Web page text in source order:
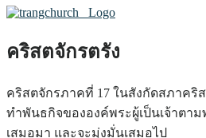
คริสตจักรตรัง
คริสตจักรภาคที่ 17 ในสังกัดสภาคริส
ทำพันธกิจขององค์พระผู้เป็นเจ้าตาม
เสมอมา และจะมุ่งมั่นเสมอไป